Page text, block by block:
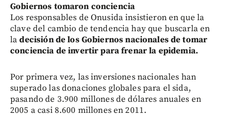
Gobiernos tomaron conciencia
Los responsables de Onusida insistieron en que la
clave del cambio de tendencia hay que buscarla en
ladecisión de los Gobiernos nacionales de tomar
conciencia de invertir para frenar la epidemia.
Por primera vez, las inversiones nacionales han
superado las donaciones globales para el sida,
pasando de 3.900 millones de dólares anuales en
2005 a casi 8.600 millones en 2011.